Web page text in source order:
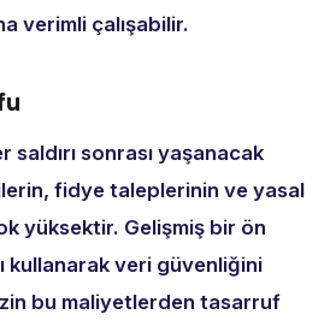
verimli çalışabilir.
saldırı sonrası yaşanacak
fidye taleplerinin ve yasal
yüksektir. Gelişmiş bir ön
kullanarak veri güvenliğini
bu maliyetlerden tasarruf